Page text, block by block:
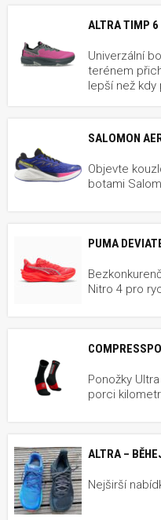
ALTRA TIMP 6
Univerzální
terénem
lepší než kdy
SALOMON
Objevte
botami
PUMA
Nitro 4 pro
Ponožky
porci
ALTRA –
Nejširší